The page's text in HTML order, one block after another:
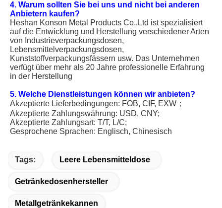
4. Warum sollten Sie bei uns und nicht bei anderen
Anbietern kaufen?
Heshan Konson Metal Products Co.,Ltd ist spezialisiert
auf die Entwicklung und Herstellung verschiedener Arten
von Industrieverpackungsdosen,
Lebensmittelverpackungsdosen,
Kunststoffverpackungsfässern usw. Das Unternehmen
verfügt über mehr als 20 Jahre professionelle Erfahrung
in der Herstellung
5. Welche Dienstleistungen können wir anbieten?
Akzeptierte Lieferbedingungen: FOB, CIF, EXW；
Akzeptierte Zahlungswährung: USD, CNY;
Akzeptierte Zahlungsart: T/T, L/C;
Gesprochene Sprachen: Englisch, Chinesisch
Tags: Leere Lebensmitteldose
Getränkedosenhersteller
Metallgetränkekannen